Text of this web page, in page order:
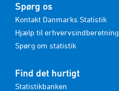
Spørg os
Kontakt Danmarks Statistik
Hjælp til erhvervsindberetning
Spørg om statistik
Find det hurtigt
Statistikbanken